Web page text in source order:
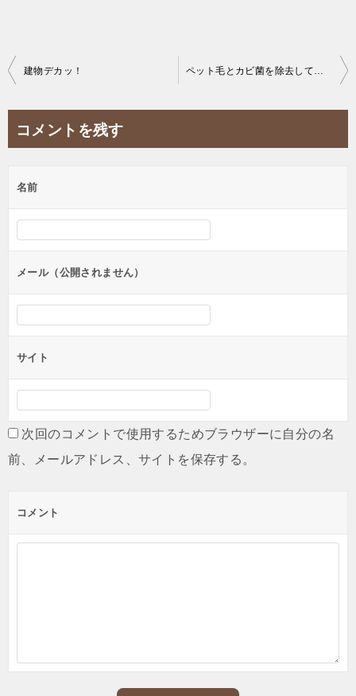
投
ビ
ー
シ
ョ
ン
建物デカッ！ ペット毛とカビ菌を除去してヴィヴィオのシート内装クリーニング。
コメントを残す
名前
メール（公開されません）
サイト
次回のコメントで使用するためブラウザーに自分の名
前、メールアドレス、サイトを保存する。
コメント